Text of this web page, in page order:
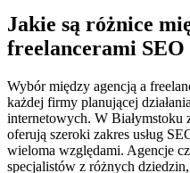
Jakie są różnice
freelancerami SEO
Wybór między agencją a
każdej firmy planującej
internetowych. W Białymstoku
oferują szeroki zakres usług
wieloma względami. Agencje
specjalistów z różnych